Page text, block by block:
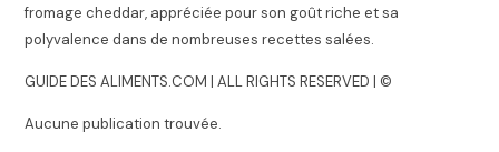
fromage cheddar, appréciée pour son goût riche et sa
polyvalence dans de nombreuses recettes salées.
GUIDE DES ALIMENTS.COM | ALL RIGHTS RESERVED | ©
Aucune publication trouvée.